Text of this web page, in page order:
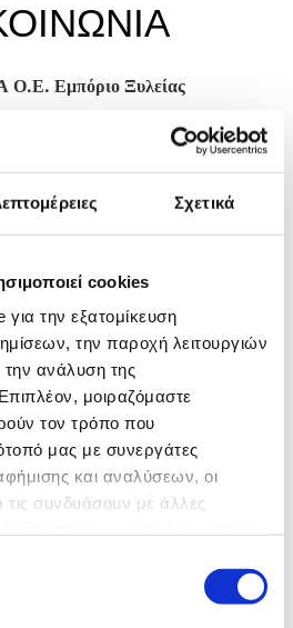
Σχετικά
cookies
την εξατομίκευση
την παροχή λειτουργιών
ανάλυση της
μοιραζόμαστε
τον τρόπο που
μας με συνεργάτες
και αναλύσεων, οι
τις συνδυάσουν με άλλες
Ο.Ε. Εμπόριο Ξυλείας
35, Χανιά
xyleia.gr,